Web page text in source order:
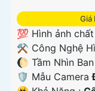
Giá
💯 Hình ảnh
⚒ Công Nghệ
🌔 Tầm Nhìn
🛡 Mẫu Camera